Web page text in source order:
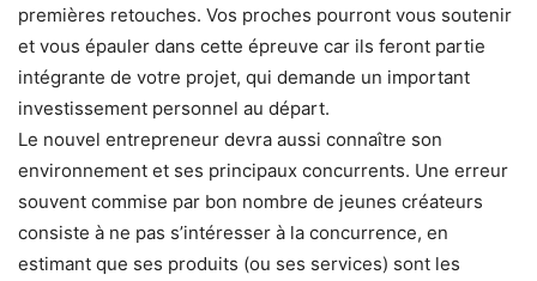
premières retouches. Vos proches pourront vous soutenir
et vous épauler dans cette épreuve car ils feront partie
intégrante de votre projet, qui demande un important
investissement personnel au départ.
Le nouvel entrepreneur devra aussi connaître son
environnement et ses principaux concurrents. Une erreur
souvent commise par bon nombre de jeunes créateurs
consiste à ne pas s’intéresser à la concurrence, en
estimant que ses produits (ou ses services) sont les